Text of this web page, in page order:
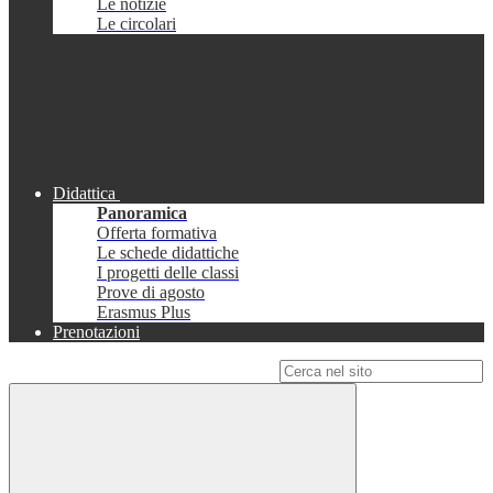
Le notizie
Le circolari
Didattica
Panoramica
Offerta formativa
Le schede didattiche
I progetti delle classi
Prove di agosto
Erasmus Plus
Prenotazioni